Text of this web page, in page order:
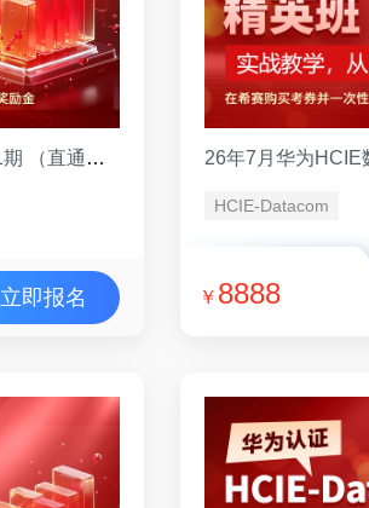
26年8月华为HCIE数通精英班第11期 （直通班）
立即报名
HCIE-Datacom
￥ 8888